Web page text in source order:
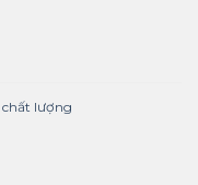
chất lượng